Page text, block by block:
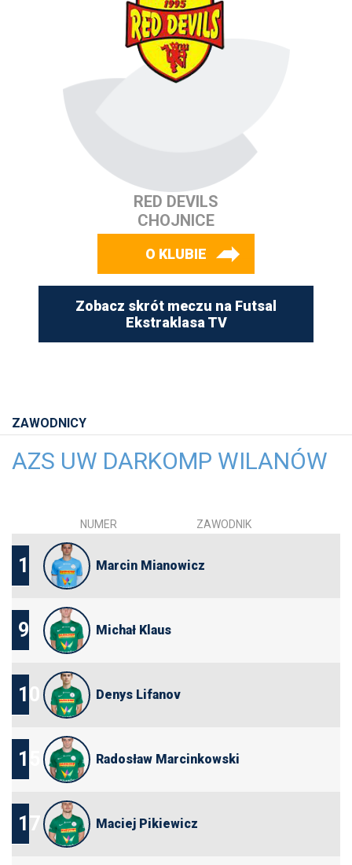
RED DEVILS
CHOJNICE
O KLUBIE
Zobacz skrót meczu na Futsal
Ekstraklasa TV
ZAWODNICY
AZS UW DARKOMP WILANÓW
NUMER ZAWODNIK
1 Marcin Mianowicz
9 Michał Klaus
10 Denys Lifanov
15 Radosław Marcinkowski
17 Maciej Pikiewicz